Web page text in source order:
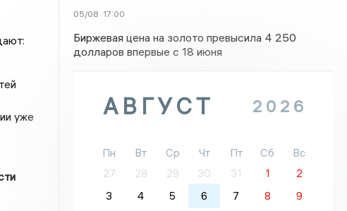
уже
05/08 17:00
Биржевая цена на золото превысила 4 250
долларов впервые с 18 июня
АВГУСТ 2026
Пн Вт Ср Чт Пт Сб
Вс
27
28 29 30 31 1
2
3
4 5 6 7 8
9